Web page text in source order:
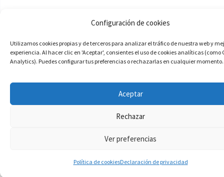
Configuración de cookies
Utilizamos cookies propias y de terceros para analizar el tráfico de nuestra web y
experiencia. Al hacer clic en 'Aceptar', consientes el uso de cookies analíticas (como
Analytics). Puedes configurar tus preferencias o rechazarlas en cualquier momento.
Aceptar
Rechazar
Ver preferencias
Política de cookies